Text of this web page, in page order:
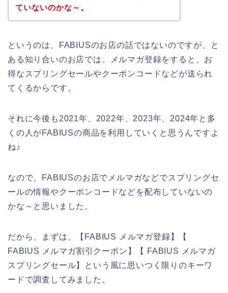
ていないのかな～。
というのは、FABIUSのお店の話ではないのですが、と
ある知り合いのお店では、メルマガ登録をすると、お
得なスプリングセールやクーポンコードなどが送られ
てくるからです。
それに今後も2021年、2022年、2023年、2024年と多
くの人がFABIUSの商品を利用していくと思うんですよ
ね♪
なので、FABIUSのお店でメルマガなどでスプリングセ
ールの情報やクーポンコードなどを配布していないの
かな～と思いました。
だから、まずは、【FABIUS メルマガ登録】【
FABIUS メルマガ割引クーポン】【 FABIUS メルマガ
スプリングセール】という風に思いつく限りのキーワ
ードで調査してみました。